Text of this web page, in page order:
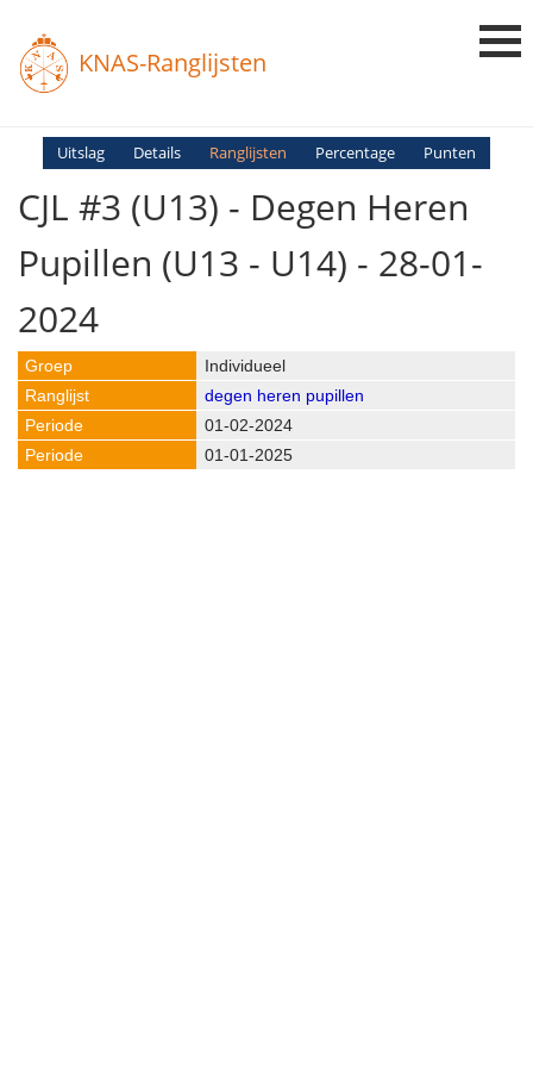
KNAS-Ranglijsten
Login
Ranglijsten
Uitslag Details Ranglijsten Percentage Punten
CJL #3 (U13) - Degen Heren
Pupillen (U13 - U14) - 28-01-
2024
Individueel
degen heren pupillen
01-02-2024
01-01-2025